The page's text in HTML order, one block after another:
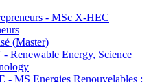
- MSc X-HEC
(Master)
Renewable Energy, Science
- MS Energies Renouvelables :